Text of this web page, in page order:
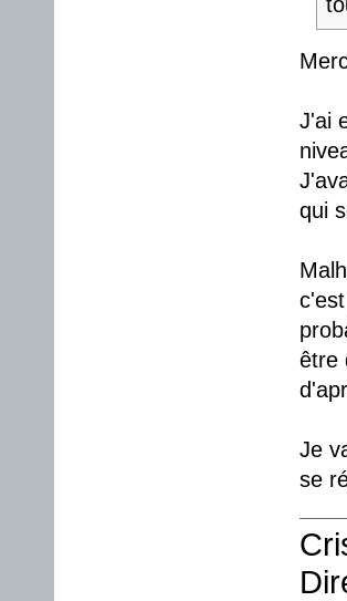
J'ai
qui
être
Je
se